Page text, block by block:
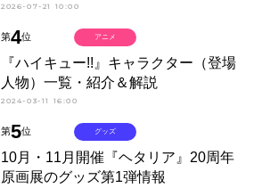
2026-07-21 10:00
第4位
『ハイキュー!!』キャラクター（登場
人物）一覧・紹介＆解説
2024-03-11 16:00
アニメ
第5位
10月・11月開催『ヘタリア』20周年
原画展のグッズ第1弾情報
グッズ